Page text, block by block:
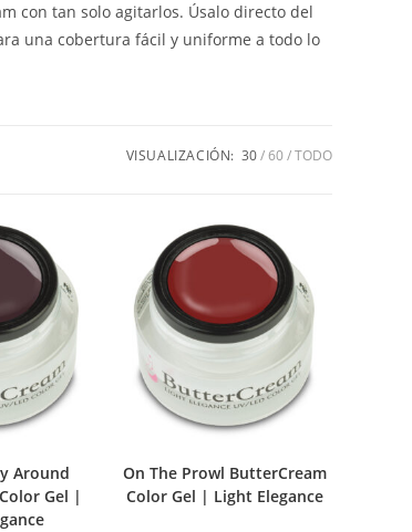
con tan solo agitarlos. Úsalo directo del
una cobertura fácil y uniforme a todo lo
VISUALIZACIÓN: 30 60 TODO
Around
Gel |
On The Prowl ButterCream
Color Gel | Light Elegance